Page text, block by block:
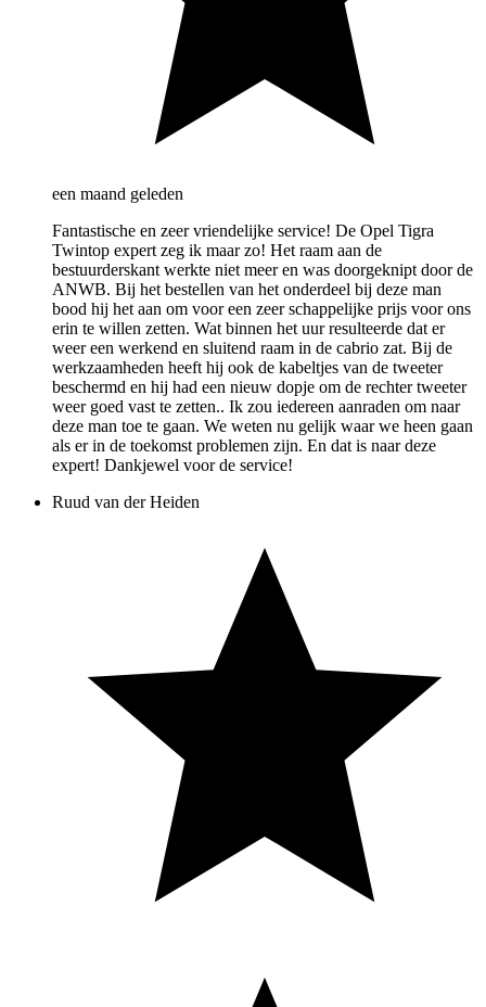
een maand geleden
Fantastische en zeer vriendelijke service! De Opel Tigra
Twintop expert zeg ik maar zo! Het raam aan de
bestuurderskant werkte niet meer en was doorgeknipt door de
ANWB. Bij het bestellen van het onderdeel bij deze man
bood hij het aan om voor een zeer schappelijke prijs voor ons
erin te willen zetten. Wat binnen het uur resulteerde dat er
weer een werkend en sluitend raam in de cabrio zat. Bij de
werkzaamheden heeft hij ook de kabeltjes van de tweeter
beschermd en hij had een nieuw dopje om de rechter tweeter
weer goed vast te zetten.. Ik zou iedereen aanraden om naar
deze man toe te gaan. We weten nu gelijk waar we heen gaan
als er in de toekomst problemen zijn. En dat is naar deze
expert! Dankjewel voor de service!
Ruud van der Heiden